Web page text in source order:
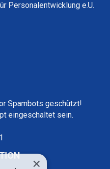
Personalentwicklung e.U.
Spambots geschützt!
eingeschaltet sein.
×